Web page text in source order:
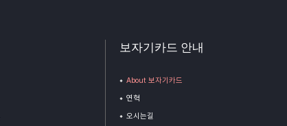
보자기카드 안내
About 보자기카드
연혁
오시는길